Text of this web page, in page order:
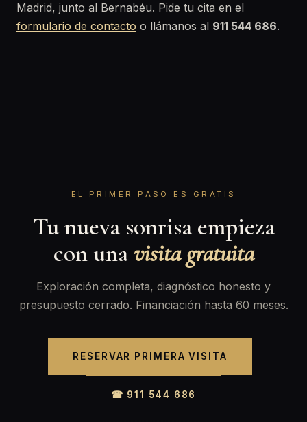
Madrid, junto al Bernabéu. Pide tu cita en el
formulario de contacto o llámanos al 911 544 686.
EL PRIMER PASO ES GRATIS
Tu nueva sonrisa empieza
con unavisita gratuita
Exploración completa, diagnóstico honesto y
presupuesto cerrado. Financiación hasta 60 meses.
RESERVAR PRIMERA VISITA
☎ 911 544 686